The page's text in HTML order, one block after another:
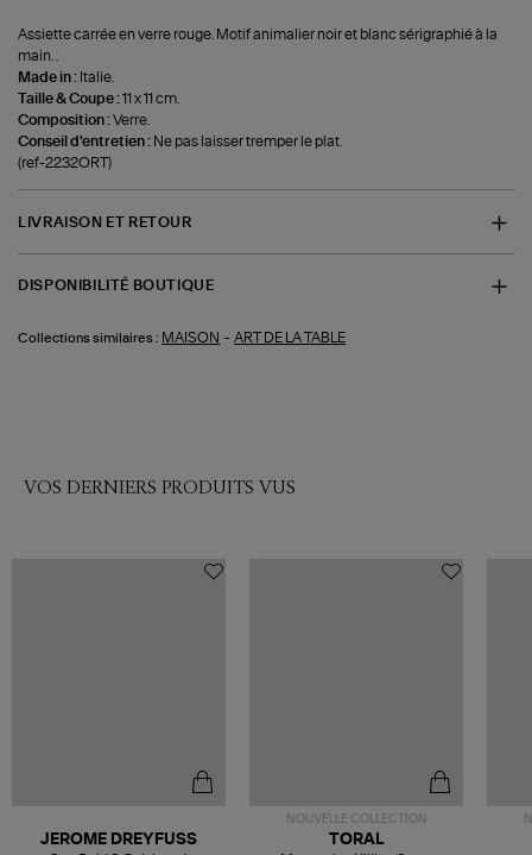
Assiette carrée en verre rouge. Motif animalier noir et blanc sérigraphié à la
main. .
Made in : Italie.
Taille & Coupe :11 x 11 cm.
Composition :Verre.
Conseil d'entretien : Ne pas laisser tremper le plat.
(ref-2232ORT)
LIVRAISON ET RETOUR
DISPONIBILITÉ BOUTIQUE
Collections similaires : MAISON -ART DE LA TABLE
VOS DERNIERS PRODUITS VUS
JEROME DREYFUSS
NOUVELLE COLLECTION
TORAL